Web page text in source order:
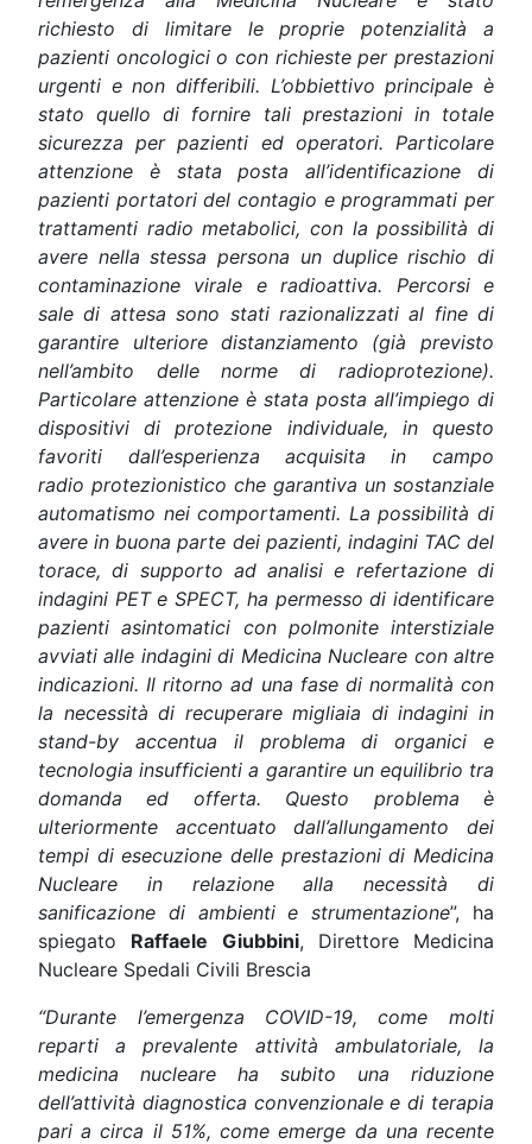
richiesto di limitare le proprie potenzialità a
pazienti oncologici o con richieste per prestazioni
urgenti e non differibili. L’obbiettivo principale è
stato quello di fornire tali prestazioni in totale
sicurezza per pazienti ed operatori. Particolare
attenzione è stata posta all’identificazione di
pazienti portatori del contagio e programmati per
trattamenti radio metabolici, con la possibilità di
avere nella stessa persona un duplice rischio di
contaminazione virale e radioattiva. Percorsi e
sale di attesa sono stati razionalizzati al fine di
garantire ulteriore distanziamento (già previsto
nell’ambito delle norme di radioprotezione).
Particolare attenzione è stata posta all’impiego di
dispositivi di protezione individuale, in questo
favoriti dall’esperienza acquisita in campo
radioprotezionistico che garantiva un sostanziale
automatismo nei comportamenti. La possibilità di
avere in buona parte dei pazienti, indagini TAC del
torace, di supporto ad analisi e refertazione di
indagini PET e SPECT, ha permesso di identificare
pazienti asintomatici con polmonite interstiziale
avviati alle indagini di Medicina Nucleare con altre
indicazioni. Il ritorno ad una fase di normalità con
la necessità di recuperare migliaia di indagini in
stand-by accentua il problema di organici e
tecnologia insufficienti a garantire un equilibrio tra
domanda ed offerta. Questo problema è
ulteriormente accentuato dall’allungamento dei
tempi di esecuzione delle prestazioni di Medicina
Nucleare in relazione alla necessità di
sanificazione di ambienti e strumentazione”, ha
spiegato Raffaele Giubbini, Direttore Medicina
Nucleare Spedali Civili Brescia
“Durante l’emergenza COVID-19, come molti
reparti a prevalente attività ambulatoriale, la
medicina nucleare ha subito una riduzione
dell’attività diagnostica convenzionale e di terapia
pari acirca il 51%,come emerge da una recente